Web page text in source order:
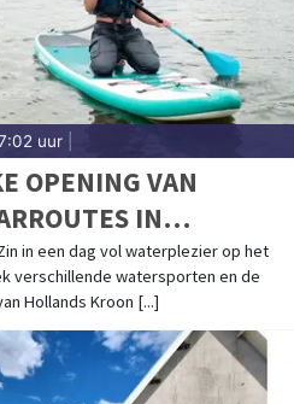
uur
OPENING VAN
IN
TIJDENS
'MEER OP HET
Zin in een dag vol waterplezier op het
verschillende watersporten en de
Hollands Kroon [...]